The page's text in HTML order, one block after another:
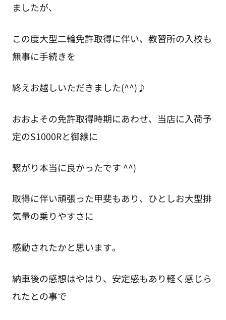
ましたが、
この度大型二輪免許取得に伴い、教習所の入校も
無事に手続きを
終えお越しいただきました(^^)♪
おおよその免許取得時期にあわせ、当店に入荷予
定のS1000Rと御縁に
繋がり本当に良かったです ^^)
取得に伴い頑張った甲斐もあり、ひとしお大型排
気量の乗りやすさに
感動されたかと思います。
納車後の感想はやはり、安定感もあり軽く感じら
れたとの事で